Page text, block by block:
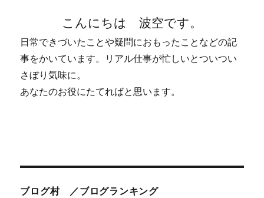
こんにちは 波空です。
日常できづいたことや疑問におもったことなどの記
事をかいています。リアル仕事が忙しいとついつい
さぼり気味に。
あなたのお役にたてればと思います。
ブログ村 ／ブログランキング